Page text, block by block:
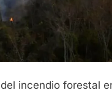
incendio forestal